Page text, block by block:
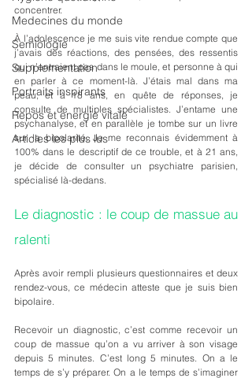
Medecines du monde
Semiologie
Supplementation
Portraits inspirants
Repos et energie vitale
Articles les plus lus
concentrer.
À l’adolescence je me suis vite rendue compte que
j’avais des réactions, des pensées, des ressentis
qui n’entraient pas dans le moule, et personne à qui
en parler à ce moment-là. J’étais mal dans ma
peau, et à 18 ans, en quête de réponses, je
consulte de multiples spécialistes. J’entame une
psychanalyse, et en parallèle je tombe sur un livre
sur la bipolarité. Je me reconnais évidemment à
100% dans le descriptif de ce trouble, et à 21 ans,
je décide de consulter un psychiatre parisien,
spécialisé là-dedans.
Le diagnostic : le coup de massue au
ralenti
Après avoir rempli plusieurs questionnaires et deux
rendez-vous, ce médecin atteste que je suis bien
bipolaire.
Recevoir un diagnostic, c’est comme recevoir un
coup de massue qu’on a vu arriver à son visage
depuis 5 minutes. C’est long 5 minutes. On a le
temps de s’y préparer. On a le temps de s’imaginer